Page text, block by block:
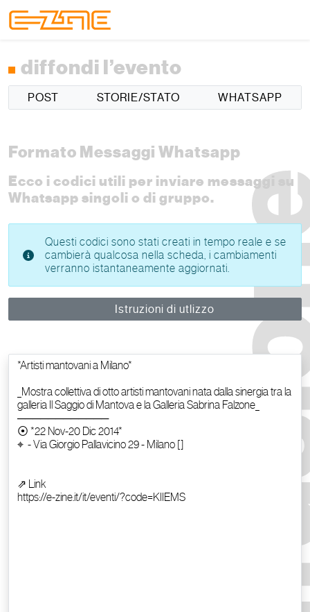
diffondi l’evento
POST STORIE/STATO WHATSAPP
Formato Messaggi Whatsapp
Ecco i codici utili per inviare messaggi su
Whatsapp singoli o di gruppo.
Questi codici sono stati creati in tempo reale e se
cambierà qualcosa nella scheda, i cambiamenti
verranno istantaneamente aggiornati.
Istruzioni di utlizzo